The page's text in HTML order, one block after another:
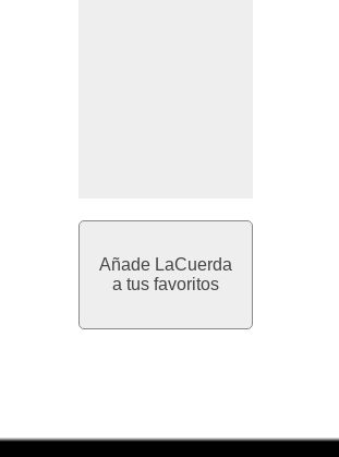
Añade LaCuerda
a tus favoritos